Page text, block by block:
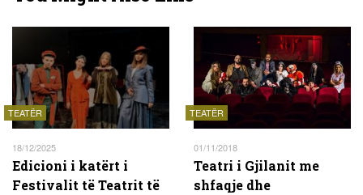
TEATËR
18/12/2025
Edicioni i katërt i
Festivalit të Teatrit të
TEATËR
01/11/2018
Teatri i Gjilanit me
shfaqje dhe